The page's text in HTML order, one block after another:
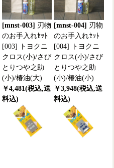
[mnst-003] 刃物
のお手入れｾｯﾄ
[003] トヨクニ
クロス(小)/さび
とりつや之助
(小)/椿油(大)
￥4,481(税込,送
料込)
[mnst-004] 刃物
のお手入れｾｯﾄ
[004] トヨクニ
クロス(小)/さび
とりつや之助
(小)/椿油(小)
￥3,948(税込,送
料込)